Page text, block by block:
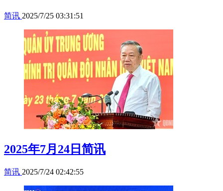
简讯 2025/7/25 03:31:51
2025年7月24日简讯
简讯 2025/7/24 02:42:55